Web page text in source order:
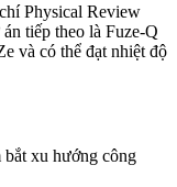
Physical Review
tiếp theo là Fuze-Q
và có thể đạt nhiệt độ
bắt xu hướng công